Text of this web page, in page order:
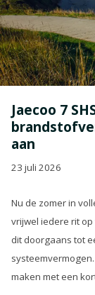
Jaecoo 7
aan
23 juli 2026
Nu de zomer in
vrijwel iedere rit
dit doorgaans tot
maken met een